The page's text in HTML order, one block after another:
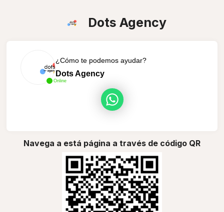
Dots Agency
Online
¿Cómo te podemos ayudar?
Dots Agency
Navega a está página a través de código QR